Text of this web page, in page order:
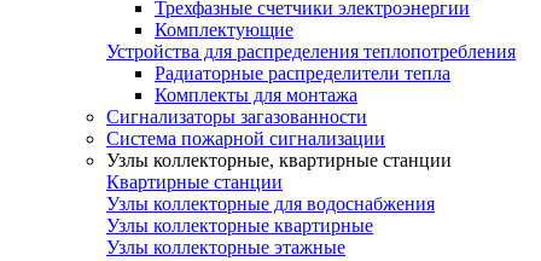
Трехфазные счетчики электроэнергии
Комплектующие
Устройства для распределения теплопотребления
Радиаторные распределители тепла
Комплекты для монтажа
Сигнализаторы загазованности
Система пожарной сигнализации
Узлы коллекторные, квартирные станции
Квартирные станции
Узлы коллекторные для водоснабжения
Узлы коллекторные квартирные
Узлы коллекторные этажные